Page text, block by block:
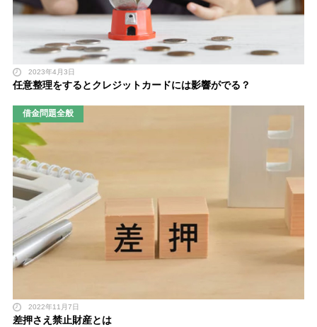
2023年4月3日
任意整理をするとクレジットカードには影響がでる？
借金問題全般
2022年11月7日
差押さえ禁止財産とは